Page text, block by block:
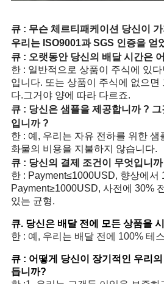
큐 : 무슨 체르티패케이션 당신이
우리는 ISO9001과 SGS 인증을 얻
큐 : 오랫동안 당신의 배달 시간은
한 : 일반적으로 상품이 주식에 있
입니다. 또는 상품이 주식에 없으면
다.그거야 양에 따라 다르죠.
큐 : 당신은 샘플을 제공합니까 ?
입니까 ?
한 : 예, 우리는 자유 전하를 위한 샘
화물의 비용을 지불하지 않습니다.
큐 : 당신의 결제 조건이 무엇입니
한 : Payment≤1000USD, 향상에서
Payment≥1000USD, 사전에 30%
있는 균형.
큐. 당신은 배달 전에 모든 상품을
한 : 예, 우리는 배달 전에 100% 테
큐 : 어떻게 당신이 장기적인 우리
듭니까?